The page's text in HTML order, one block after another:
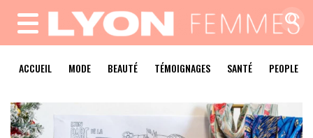
MENU
ACCUEIL MODE BEAUTÉ TÉMOIGNAGES SANTÉ PEOPLE